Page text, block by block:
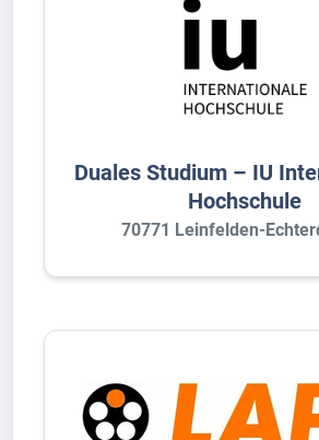
Duales Studium – IU
Hochschule
70771 Leinfelden-